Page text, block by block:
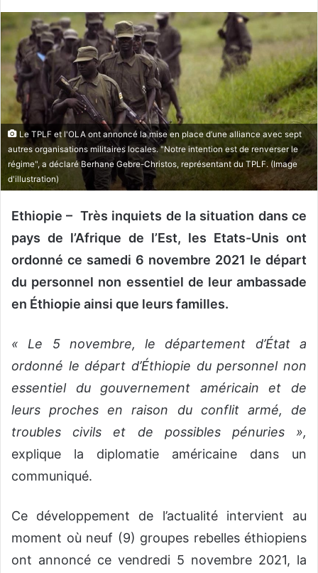
o
y
e
r
u
n
c
o
u
r
e
l
Le TPLF et l'OLA ont annoncé la mise en place d’une alliance avec sept
autres organisations militaires locales. "Notre intention est de renverser le
régime", a déclaré Berhane Gebre-Christos, représentant du TPLF. (Image
d'illustration)
Ethiopie – Très inquiets de la situation dans ce
pays de l’Afrique de l’Est, les Etats-Unis ont
ordonné ce samedi 6 novembre 2021 le départ
du personnel non essentiel de leur ambassade
en Éthiopie ainsi que leurs familles.
« Le 5 novembre, le département d’État a
ordonné le départ d’Éthiopie du personnel non
essentiel du gouvernement américain et de
leurs proches en raison du conflit armé, de
troubles civils et de possibles pénuries »,
explique la diplomatie américaine dans un
communiqué.
Ce développement de l’actualité intervient au
moment où neuf (9) groupes rebelles éthiopiens
ont annoncé ce vendredi 5 novembre 2021, la